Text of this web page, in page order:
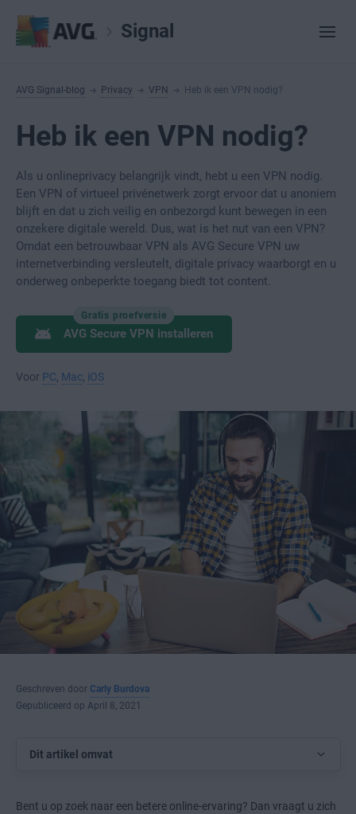
Signal
AVG Signal-blog Privacy VPN Heb ik een VPN nodig?
Heb ik een VPN nodig?
Als u onlineprivacy belangrijk vindt, hebt u een VPN nodig.
Een VPN of virtueel privénetwerk zorgt ervoor dat u anoniem
blijft en dat u zich veilig en onbezorgd kunt bewegen in een
onzekere digitale wereld. Dus, wat is het nut van een VPN?
Omdat een betrouwbaar VPN als AVG Secure VPN uw
internetverbinding versleutelt, digitale privacy waarborgt en u
onderweg onbeperkte toegang biedt tot content.
Gratis proefversie
AVG Secure VPN installeren
Voor PC Mac iOS
Geschreven door Carly Burdova
Gepubliceerd op April 8, 2021
Dit artikel omvat
Bent u op zoek naar een betere online-ervaring? Dan vraagt u zich